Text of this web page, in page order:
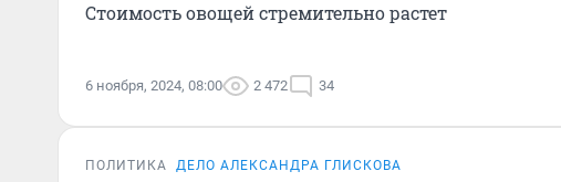
Стоимость овощей стремительно растет
6 ноября, 2024, 08:00 2 472 34
ПОЛИТИКА ДЕЛО АЛЕКСАНДРА ГЛИСКОВА